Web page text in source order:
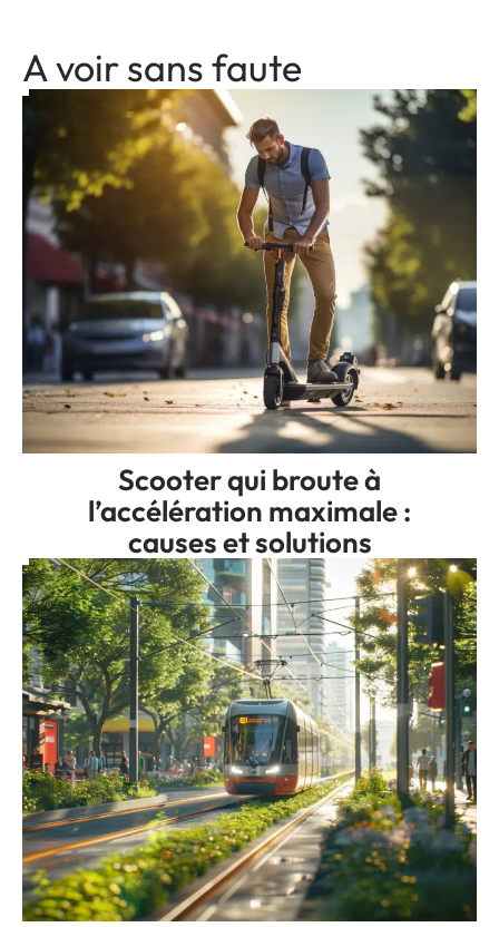
A voir sans faute
Scooter qui broute à
l’accélération maximale :
causes et solutions